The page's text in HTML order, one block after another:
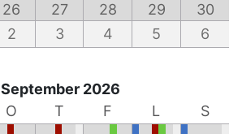
26 27 28 29
30
2 3 4 5 6
September 2026
O T F L
S